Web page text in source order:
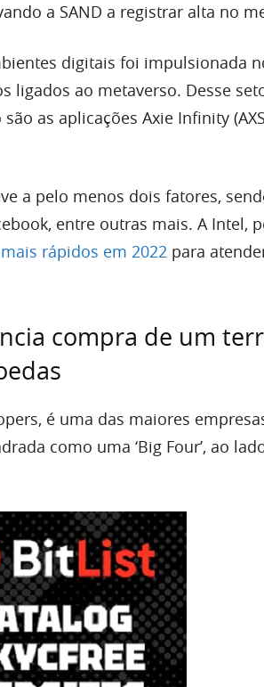
a SAND a registrar alta no
digitais foi impulsionada
ligados ao metaverso. Desse
as aplicações Axie Infinity
a pelo menos dois fatores,
entre outras mais. A Intel,
rápidos em 2022 para
compra de um
é uma das maiores
como uma ‘Big Four’, ao